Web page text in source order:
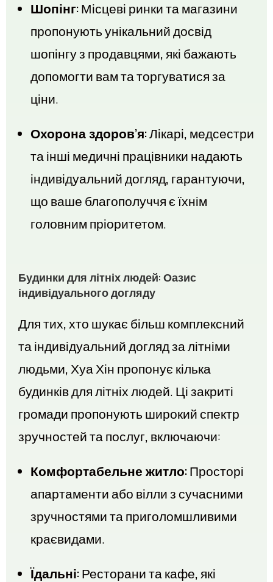
Шопінг:Місцеві ринки та магазини
пропонують унікальний досвід
шопінгу з продавцями, які бажають
допомогти вам та торгуватися за
ціни.
Охорона здоров’я:Лікарі, медсестри
та інші медичні працівники надають
індивідуальний догляд, гарантуючи,
що ваше благополуччя є їхнім
головним пріоритетом.
Будинки для літніх людей: Оазис
індивідуального догляду
Для тих, хто шукає більш комплексний
та індивідуальний догляд за літніми
людьми, Хуа Хін пропонує кілька
будинків для літніх людей. Ці закриті
громади пропонують широкий спектр
зручностей та послуг, включаючи:
Комфортабельне житло:Просторі
апартаменти або вілли з сучасними
зручностями та приголомшливими
краєвидами.
Їдальні:Ресторани та кафе, які